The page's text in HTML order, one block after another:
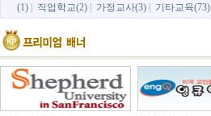
(1)
직업학교(2) 가정교사(3) 기타교육(73)